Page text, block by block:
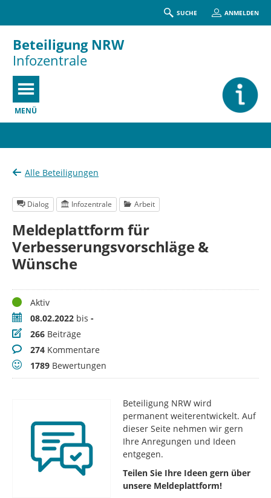
SUCHE ANMELDEN
Beteiligung NRW
Infozentrale
MENÜ
Alle Beteiligungen
Dialog Infozentrale Arbeit
Meldeplattform für
Verbesserungsvorschläge &
Wünsche
StatusAktiv
Zeitraum08.02.2022 bis -
Beiträge
266 Beiträge
Kommentare
274 Kommentare
Bewertungen
1789 Bewertungen
Beteiligung NRW wird
permanent weiterentwickelt. Auf
dieser Seite nehmen wir gern
Ihre Anregungen und Ideen
entgegen.
Teilen Sie Ihre Ideen gern über
unsere Meldeplattform!